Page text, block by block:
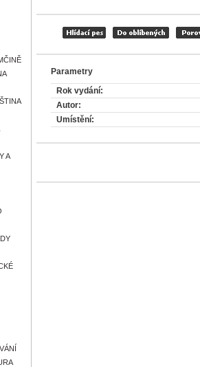
Parametry
Rok vydání:
Autor:
Umístění:
A